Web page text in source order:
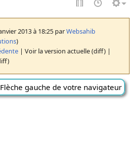
2013 à 18:25 parWebsahib
)
| Voir la version actuelle (diff) |
gauche de votre navigateur